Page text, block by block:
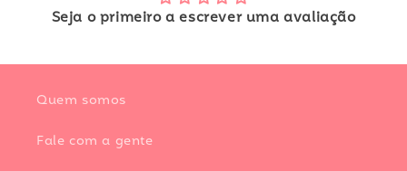
Seja o primeiro a escrever uma avaliação
Quem somos
Fale com a gente